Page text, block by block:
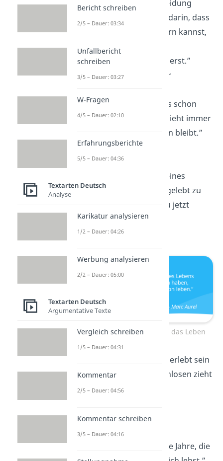
„Die größte Entscheidung
deines Lebens liegt darin, dass
du dein Leben ändern kannst,
indem du deine
Geisteshaltung
änderst.”
—Albert Schweitzer
„Man merkt nie, was schon
getanwurde, man sieht immer
nur, was noch zu tun bleibt.”
—Marie Curie
„Wie du am Ende deines
Lebens
gelebt zu
haben, so kannst du jetzt
schon leben.”
—Mark Aurel
Weise Sprüche über das Leben
erlebt sein
Leben, an Gedankenlosen zieht
es vorbei.”
Eschenbach
„Lebe so, dass du die Jahre, die
Bericht schreiben
2/5 – Dauer: 03:34
Unfallbericht
schreiben
3/5 – Dauer: 03:27
W-Fragen
4/5 – Dauer: 02:10
Erfahrungsberichte
5/5 – Dauer: 04:36
Textarten Deutsch
Analyse
Karikatur analysieren
1/2 – Dauer: 04:26
Werbung analysieren
2/2 – Dauer: 05:00
Textarten Deutsch
Argumentative Texte
Vergleich schreiben
1/5 – Dauer: 04:31
Kommentar
2/5 – Dauer: 04:56
Kommentar schreiben
3/5 – Dauer: 04:16